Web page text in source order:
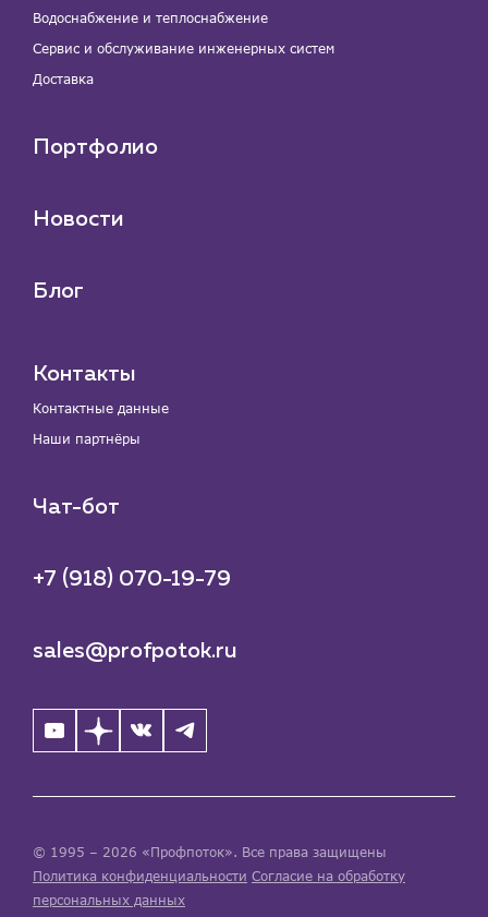
Водоснабжение и теплоснабжение
Сервис и обслуживание инженерных систем
Доставка
Портфолио
Новости
Блог
Контакты
Контактные данные
Наши партнёры
Чат-бот
+7 (918) 070-19-79
sales@profpotok.ru
© 1995 – 2026 «Профпоток». Все права защищены
Политика конфиденциальности Согласие на обработку
персональных данных